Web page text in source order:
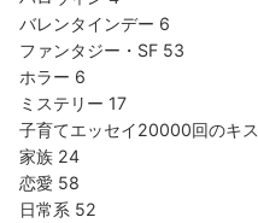
バレンタインデー 6
ファンタジー・SF 53
ホラー 6
ミステリー 17
子育てエッセイ20000回のキス
家族 24
恋愛 58
日常系 52